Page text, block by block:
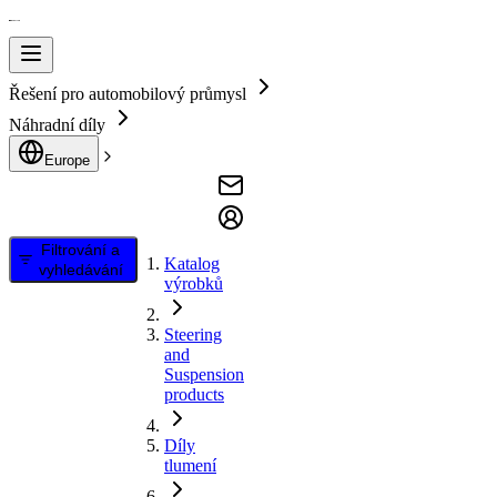
Řešení pro automobilový průmysl
Náhradní díly
Europe
Filtrování a
vyhledávání
Katalog
výrobků
Steering
and
Suspension
products
Díly
tlumení